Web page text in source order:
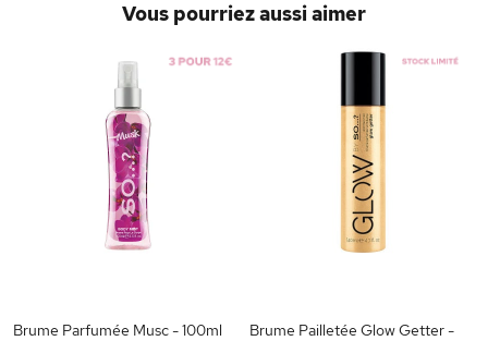
Vous pourriez aussi aimer
Brume Parfumée Musc - 100ml
Brume Pailletée Glow Getter -